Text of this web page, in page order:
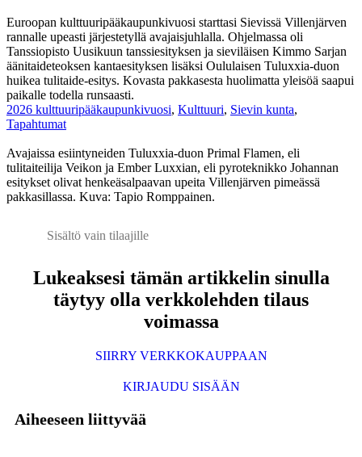
Euroopan kulttuuripääkaupunkivuosi starttasi Sievissä Villenjärven
rannalle upeasti järjestetyllä avajaisjuhlalla. Ohjelmassa oli
Tanssiopisto Uusikuun tanssiesityksen ja sieviläisen Kimmo Sarjan
äänitaideteoksen kantaesityksen lisäksi Oululaisen Tuluxxia-duon
huikea tulitaide-esitys. Kovasta pakkasesta huolimatta yleisöä saapui
paikalle todella runsaasti.
2026 kulttuuripääkaupunkivuosi, Kulttuuri, Sievin kunta,
Tapahtumat
Avajaissa esiintyneiden Tuluxxia-duon Primal Flamen, eli
tulitaiteilija Veikon ja Ember Luxxian, eli pyroteknikko Johannan
esitykset olivat henkeäsalpaavan upeita Villenjärven pimeässä
pakkasillassa. Kuva: Tapio Romppainen.
Sisältö vain tilaajille
Lukeaksesi tämän artikkelin sinulla
täytyy olla verkkolehden tilaus
voimassa
SIIRRY VERKKOKAUPPAAN
KIRJAUDU SISÄÄN
Aiheeseen liittyvää